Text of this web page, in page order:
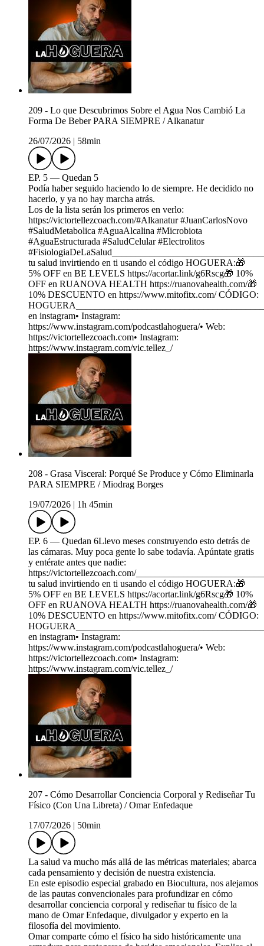
209 - Lo que Descubrimos Sobre el Agua Nos Cambió La
Forma De Beber PARA SIEMPRE / Alkanatur
26/07/2026
58min
EP. 5 — Quedan 5
Podía haber seguido haciendo lo de siempre. He decidido no
hacerlo, y ya no hay marcha atrás.
Los de la lista serán los primeros en verlo:
https://victortellezcoach.com/#Alkanatur #JuanCarlosNovo
#SaludMetabolica #AguaAlcalina #Microbiota
#AguaEstructurada #SaludCelular #Electrolitos
tu salud invirtiendo en ti usando el código HOGUERA:🎁
5% OFF en BE LEVELS https://acortar.link/g6Rscg🎁 10%
OFF en RUANOVA HEALTH https://ruanovahealth.com/🎁
10% DESCUENTO en https://www.mitofitx.com/ CÓDIGO:
en instagram• Instagram:
https://www.instagram.com/podcastlahoguera/• Web:
https://victortellezcoach.com• Instagram:
https://www.instagram.com/vic.tellez_/
208 - Grasa Visceral: Porqué Se Produce y Cómo Eliminarla
PARA SIEMPRE / Miodrag Borges
19/07/2026
1h 45min
EP. 6 — Quedan 6Llevo meses construyendo esto detrás de
las cámaras. Muy poca gente lo sabe todavía. Apúntate gratis
y entérate antes que nadie:
https://victortellezcoach.com/
tu salud invirtiendo en ti usando el código HOGUERA:🎁
5% OFF en BE LEVELS https://acortar.link/g6Rscg🎁 10%
OFF en RUANOVA HEALTH https://ruanovahealth.com/🎁
10% DESCUENTO en https://www.mitofitx.com/ CÓDIGO:
en instagram• Instagram:
https://www.instagram.com/podcastlahoguera/• Web:
https://victortellezcoach.com• Instagram:
https://www.instagram.com/vic.tellez_/
207 - Cómo Desarrollar Conciencia Corporal y Rediseñar Tu
Físico (Con Una Libreta) / Omar Enfedaque
17/07/2026
50min
La salud va mucho más allá de las métricas materiales; abarca
cada pensamiento y decisión de nuestra existencia.
En este episodio especial grabado en Biocultura, nos alejamos
de las pautas convencionales para profundizar en cómo
desarrollar conciencia corporal y rediseñar tu físico de la
mano de Omar Enfedaque, divulgador y experto en la
filosofía del movimiento.
Omar comparte cómo el físico ha sido históricamente una